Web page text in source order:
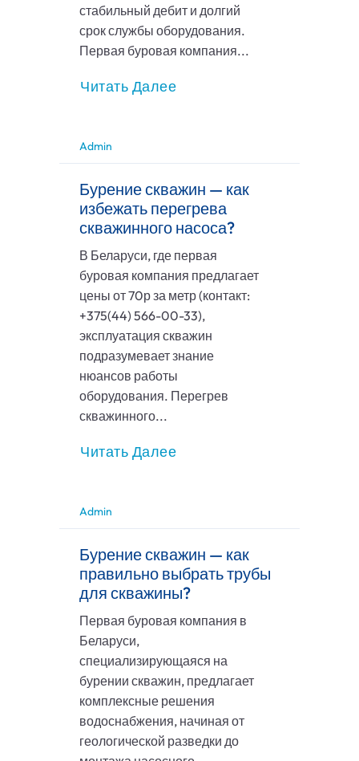
стабильный дебит и долгий
срок службы оборудования.
Первая буровая компания...
Читать Далее
Admin
Бурение скважин — как
избежать перегрева
скважинного насоса?
В Беларуси, где первая
буровая компания предлагает
цены от 70р за метр (контакт:
+375(44) 566-00-33),
эксплуатация скважин
подразумевает знание
нюансов работы
оборудования. Перегрев
скважинного...
Читать Далее
Admin
Бурение скважин — как
правильно выбрать трубы
для скважины?
Первая буровая компания в
Беларуси,
специализирующаяся на
бурении скважин, предлагает
комплексные решения
водоснабжения, начиная от
геологической разведки до